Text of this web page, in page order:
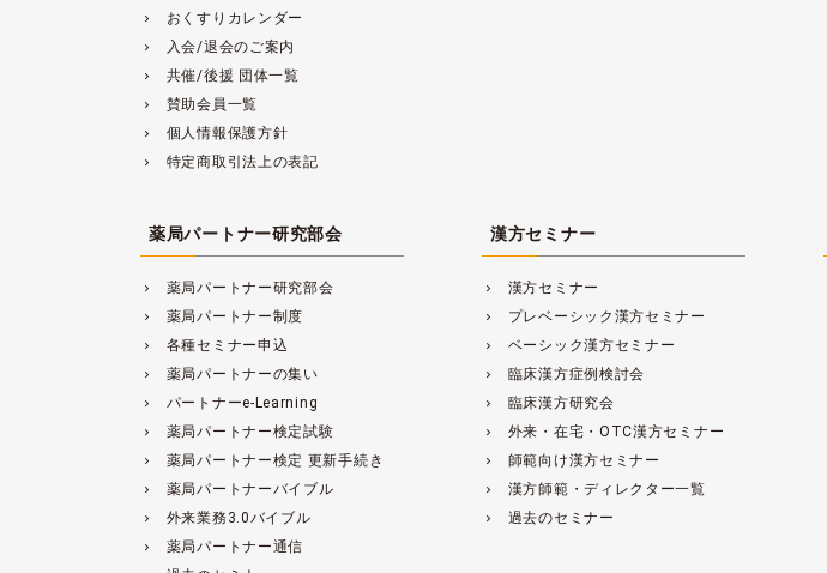
navigate_next おくすりカレンダー
navigate_next 入会/退会のご案内
navigate_next 共催/後援 団体一覧
navigate_next 賛助会員一覧
navigate_next 個人情報保護方針
navigate_next 特定商取引法上の表記
薬局パートナー研究部会
navigate_next 薬局パートナー研究部会
navigate_next 薬局パートナー制度
navigate_next 各種セミナー申込
navigate_next 薬局パートナーの集い
navigate_next パートナーe-Learning
navigate_next 薬局パートナー検定試験
navigate_next 薬局パートナー検定 更新手続き
navigate_next 薬局パートナーバイブル
navigate_next 外来業務3.0バイブル
navigate_next 薬局パートナー通信
漢方セミナー
navigate_next 漢方セミナー
navigate_next プレベーシック漢方セミナー
navigate_next ベーシック漢方セミナー
navigate_next 臨床漢方症例検討会
navigate_next 臨床漢方研究会
navigate_next 外来・在宅・OTC漢方セミナー
navigate_next 師範向け漢方セミナー
navigate_next 漢方師範・ディレクター一覧
navigate_next 過去のセミナー